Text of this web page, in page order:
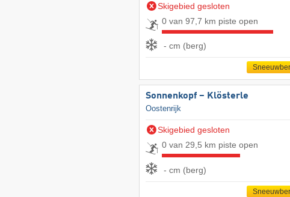
Skigebied gesloten
0 van 97,7 km piste open
- cm (berg)
Sonnenkopf – Klösterle
Oostenrijk
Skigebied gesloten
0 van 29,5 km piste open
- cm (berg)